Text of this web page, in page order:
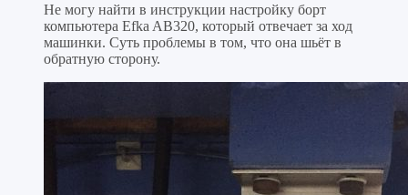
Не могу найти в инструкции настройку борт
компьютера Efka AB320, который отвечает за ход
машинки. Суть проблемы в том, что она шьёт в
обратную сторону.